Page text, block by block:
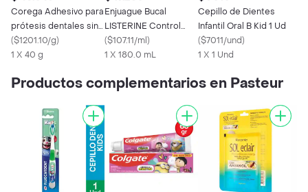
Corega Adhesivo para
prótesis dentales sin
sabor​
($1201.10/g)
1 X 40 g
Enjuague Bucal
LISTERINE Control
Calculo 180 ML
($107.11/ml)
1 X 180.0 mL
Cepillo de Dientes
Infantil Oral B Kid 1 Ud
($7011/und)
1 X 1 Und
Productos complementarios en Pasteur